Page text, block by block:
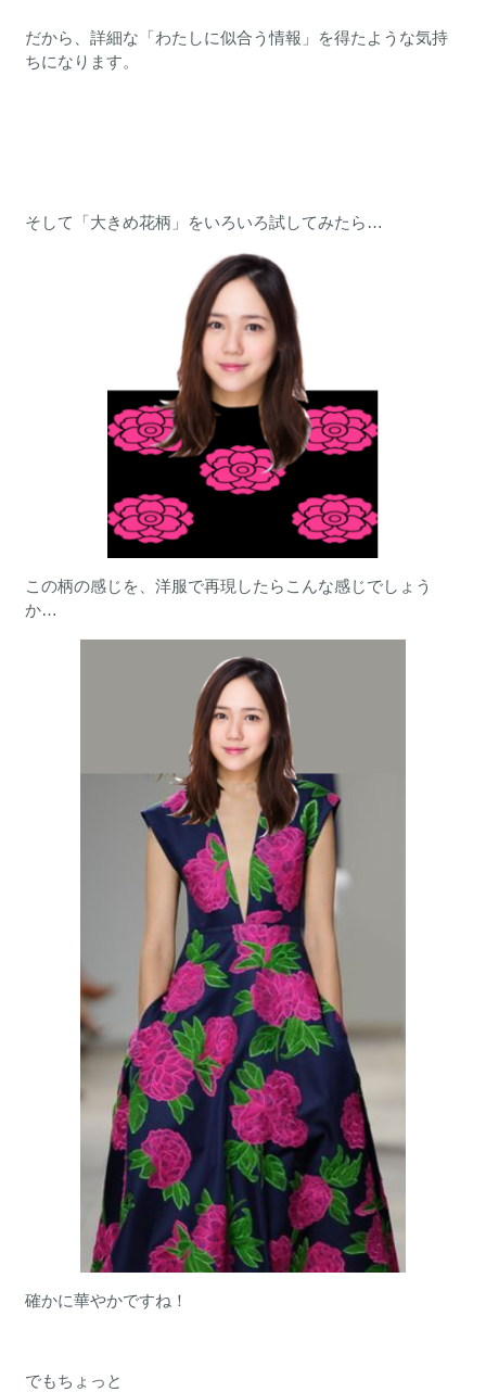
だから、詳細な「わたしに似合う情報」を得たような気持
ちになります。
そして「大きめ花柄」をいろいろ試してみたら…
この柄の感じを、洋服で再現したらこんな感じでしょう
か…
確かに華やかですね！
でもちょっと